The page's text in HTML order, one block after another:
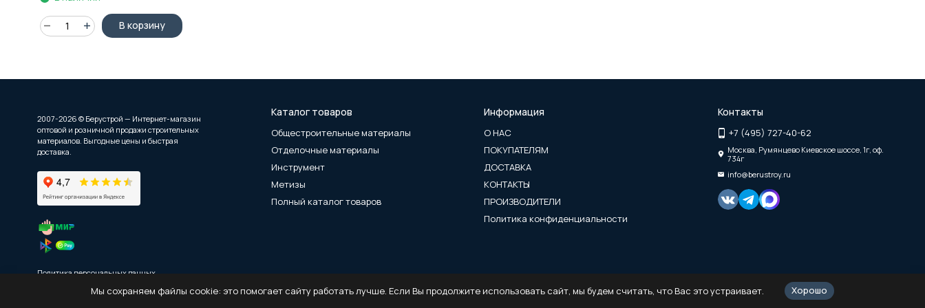
В корзину
2007-2026 © Берустрой — Интернет-магазин
оптовой и розничной продажи строительных
материалов. Выгодные цены и быстрая
доставка.
Политика персональных данных
Каталог товаров
Общестроительные материалы
Отделочные материалы
Инструмент
Метизы
Полный каталог товаров
Информация
О НАС
ПОКУПАТЕЛЯМ
ДОСТАВКА
КОНТАКТЫ
ПРОИЗВОДИТЕЛИ
Политика конфиденциальности
Контакты
+7 (495) 727-40-62
Москва, Румянцево Киевское шоссе, 1г, оф.
734г
info@berustroy.ru
Мы сохраняем файлы cookie: это помогает сайту работать лучше. Если Вы продолжите использовать сайт, мы будем считать, что Вас это устраивает. Хорошо